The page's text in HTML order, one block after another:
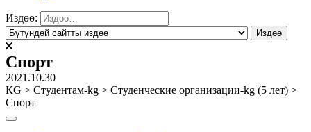
Издөө:
Спорт
2021.10.30
КG > Студентам-kg > Студенческие организации-kg (5 лет) >
Спорт